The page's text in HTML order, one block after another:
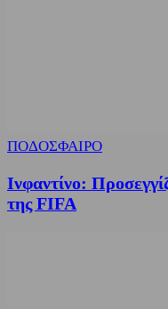
ΠΟΔΟΣΦΑΙΡΟ
Ινφαντίνο:
της FIFA